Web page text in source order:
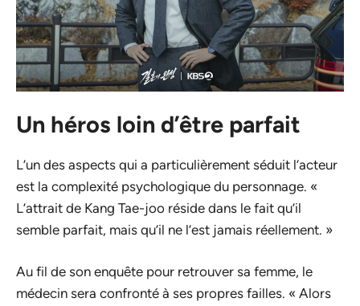
Un héros loin d’être parfait
L’un des aspects qui a particulièrement séduit l’acteur
est la complexité psychologique du personnage. «
L’attrait de Kang Tae-joo réside dans le fait qu’il
semble parfait, mais qu’il ne l’est jamais réellement. »
Au fil de son enquête pour retrouver sa femme, le
médecin sera confronté à ses propres failles. « Alors